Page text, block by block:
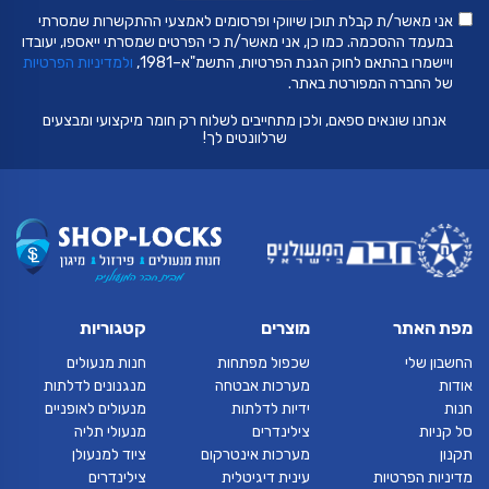
אני מאשר/ת קבלת תוכן שיווקי ופרסומים לאמצעי ההתקשרות שמסרתי
במעמד ההסכמה. כמו כן, אני מאשר/ת כי הפרטים שמסרתי ייאספו, יעובדו
ויישמרו בהתאם לחוק הגנת הפרטיות, התשמ"א–1981,
ולמדיניות הפרטיות
של החברה המפורטת באתר.
אנחנו שונאים ספאם, ולכן מתחייבים לשלוח רק חומר מיקצועי ומבצעים
שרלוונטים לך!
מפת האתר
החשבון שלי
אודות
חנות
סל קניות
תקנון
מדיניות הפרטיות
מוצרים
שכפול מפתחות
מערכות אבטחה
ידיות לדלתות
צילינדרים
מערכות אינטרקום
עינית דיגיטלית
קטגוריות
חנות מנעולים
מנגנונים לדלתות
מנעולים לאופניים
מנעולי תליה
ציוד למנעולן
צילינדרים